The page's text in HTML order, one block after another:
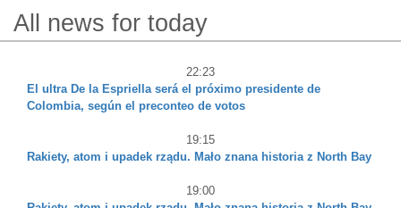
All news for today
22:23
El ultra De la Espriella será el próximo presidente de
Colombia, según el preconteo de votos
19:15
Rakiety, atom i upadek rządu. Mało znana historia z North Bay
19:00